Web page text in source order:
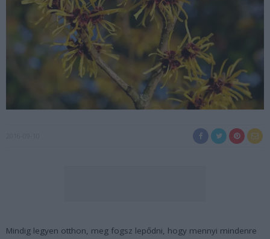
Mindig legyen otthon, meg fogsz lepődni, hogy mennyi mindenre